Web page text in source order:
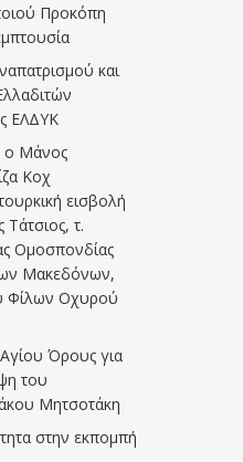
Προκόπη
και
ΕΛΔΥΚ
ο Μάνος
Κοχ
εισβολή
τ.
Ομοσπονδίας
Μακεδόνων,
Φίλων Οχυρού
Όρους για
του
Μητσοτάκη
στην εκπομπή